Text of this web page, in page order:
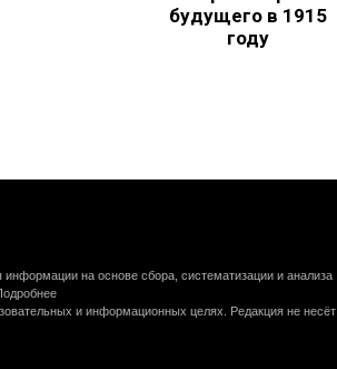
будущего в 1915
году
на основе сбора, систематизации и анализа
и информационных целях. Редакция не несёт